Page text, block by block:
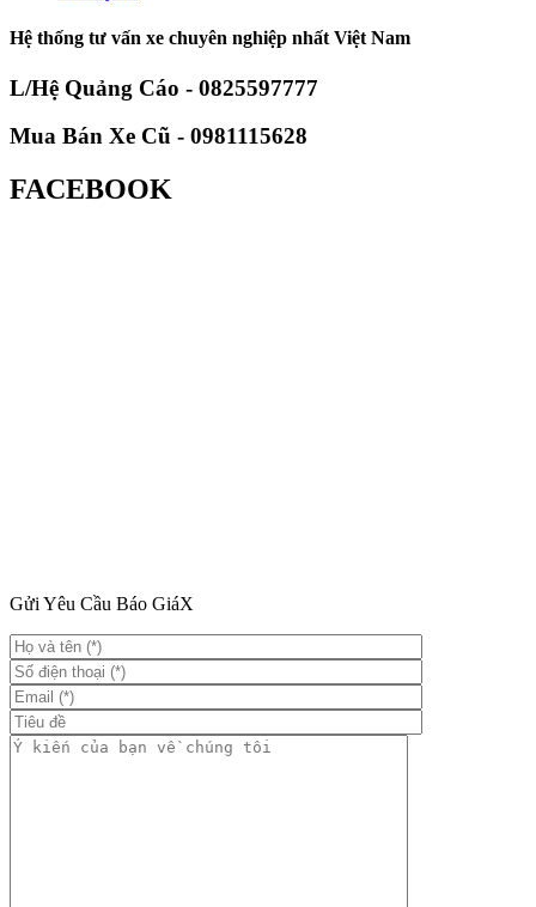
Hệ thống tư vấn xe chuyên nghiệp nhất Việt Nam
L/Hệ Quảng Cáo - 0825597777
Mua Bán Xe Cũ - 0981115628
FACEBOOK
Gửi Yêu Cầu Báo GiáX